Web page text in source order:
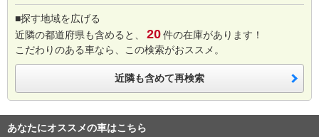
■探す地域を広げる
近隣の都道府県も含めると、
20件の在庫があります！
こだわりのある車なら、この検索がおススメ。
近隣も含めて再検索
あなたにオススメの車はこちら